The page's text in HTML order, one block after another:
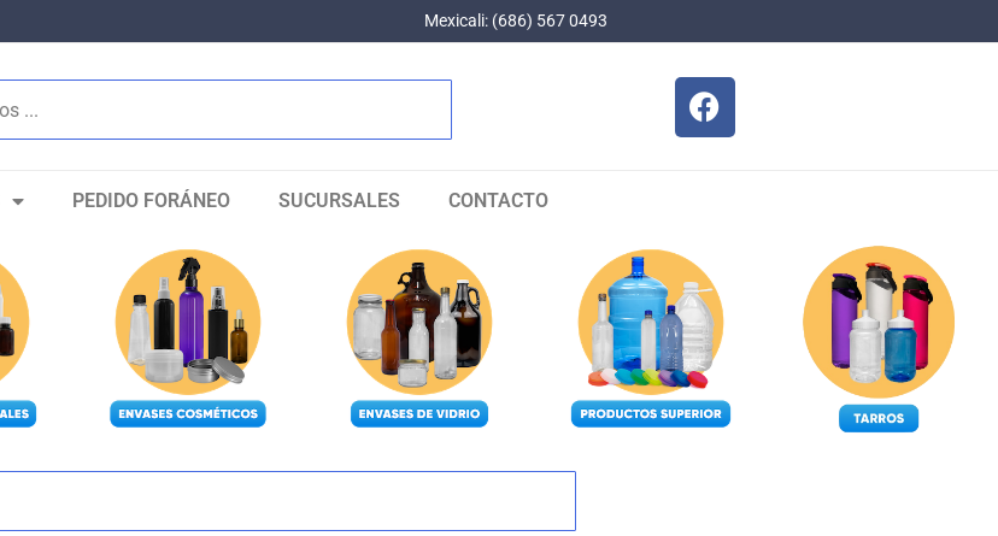
Mexicali: (686) 567 0493
PEDIDO FORÁNEO SUCURSALES CONTACTO